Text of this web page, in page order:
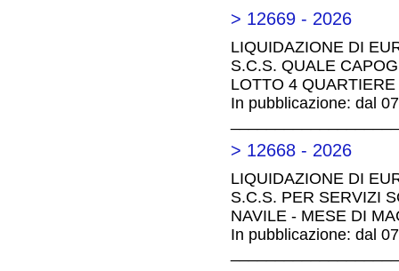
> 12669 - 2026
LIQUIDAZIONE DI
S.C.S. QUALE
LOTTO 4
In pubblicazione: dal
> 12668 - 2026
LIQUIDAZIONE DI
S.C.S. PER SERVIZI
NAVILE - MESE DI
In pubblicazione: dal